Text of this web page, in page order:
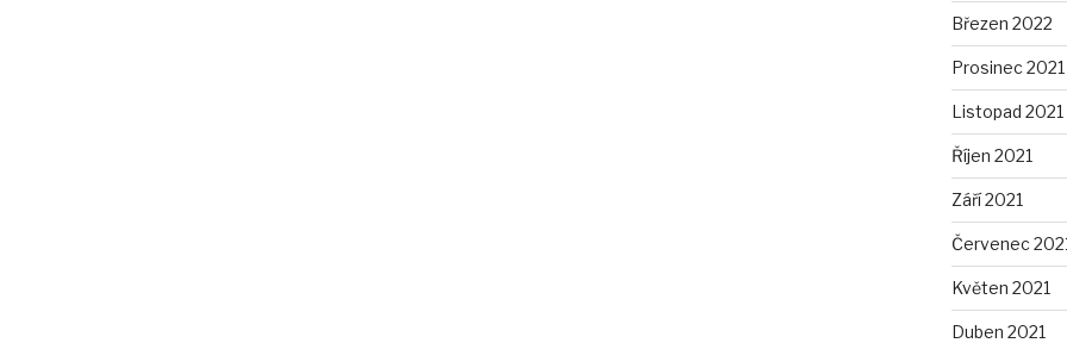
Březen 2022
Prosinec 2021
Listopad 2021
Říjen 2021
Září 2021
Červenec
Květen 2021
Duben 2021